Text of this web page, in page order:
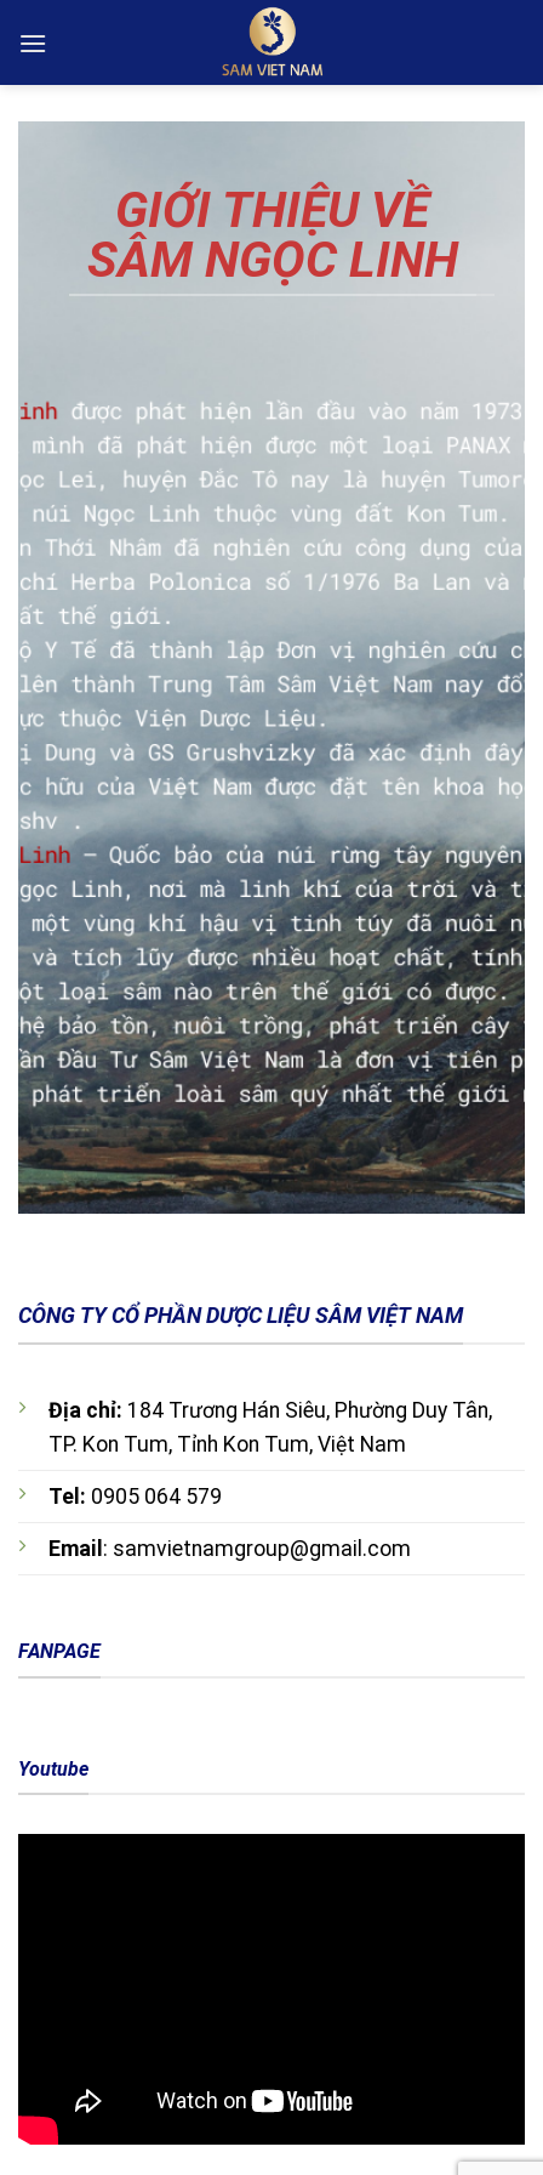
GIỚI THIỆU VỀ
SÂM NGỌC LINH
CÔNG TY CỔ PHẦN DƯỢC LIỆU SÂM VIỆT NAM
Địa chỉ: 184 Trương Hán Siêu, Phường Duy Tân,
TP. Kon Tum, Tỉnh Kon Tum, Việt Nam
Tel: 0905 064 579
Email : samvietnamgroup@gmail.com
FANPAGE
Youtube